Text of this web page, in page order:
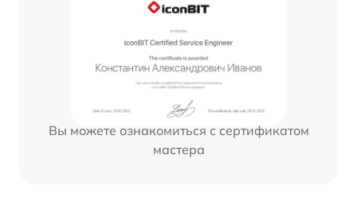
Вы можете ознакомиться с сертификатом
мастера